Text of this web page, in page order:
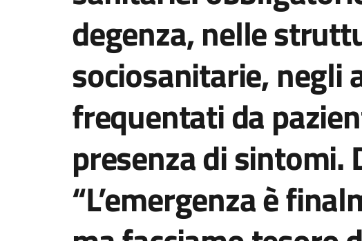
degenza, nelle
sociosanitarie, negli
frequentati da
presenza di sintomi.
“L’emergenza è